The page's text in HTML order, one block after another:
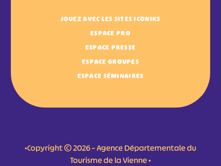
JOUEZ AVEC LES SITES ICONIKS
ESPACE PRO
ESPACE PRESSE
ESPACE GROUPES
ESPACE SÉMINAIRES
•Copyright © 2026 – Agence Départementale du
Tourisme de la Vienne •